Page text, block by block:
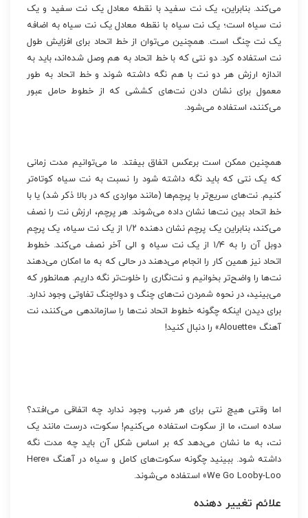
می‌کند. بنابراین، یک نت سفید با نقطه معادل یک نت سفید و یک
نت سیاه است؛ یک نت سیاه با نقطه معادل یک نت سیاه به اضافه
یک نت چنگ است. همچنین می‌توان از خط اتحاد برای افزایش طول
نت استفاده کرد. دو نتی که با خط اتحاد به هم وصل شده‌اند، باید به
اندازه ارزش هر دو نت با هم نگه داشته شوند و خط اتحاد به طور
معمول برای نشان دادن نت‌های کششی که از خطوط حامل عبور
می‌کنند، استفاده می‌شود.
همچنین ممکن است برعکس اتفاق بیفتد. ما می‌توانیم مدت زمانی
که یک نتی که باید نگه داشته شود را نسبت به نت سیاه کوتاه‌تر
کنیم. نت‌های سریع‌تر با پرچم‌ها (مانند مواردی که در بالا ذکر شد) یا با
خط اتحاد بین نت‌ها نشان داده می‌شوند. هر پرچم، ارزش نت را نصف
می‌کند، بنابراین یک پرچم نشان دهنده ۱/۲ از یک نت سیاه، یک پرچم
دوبل آن را به ۱/۴ از یک نت سیاه و الی آخر نصف می‌کند. خطوط
اتحاد نیز همین کار را انجام می‌دهند در حالی که به ما امکان می‌دهند
نت‌ها را واضح‌تر بخوانیم و نت‌نگاری را خلوت‌تر نگه داریم. همانطور که
می‌بینید، در نحوه شمردن نت‌های چنگ و دولاچنگ تفاوتی وجود ندارد.
برای دیدن اینکه چگونه خطوط اتحاد نت‌ها را سازماندهی می‌کنند، نت
آهنگ «Alouette» را دنبال کنید!
اما وقتی هیچ نتی برای هر ضرب وجود ندارد چه اتفاقی می‌افتد؟
ساده است، ما از سکوت استفاده می‌کنیم! سکوت، درست مانند یک
نت، به ما نشان می‌دهد که بر اساس شکل آن باید چه مدت نگه
داشته شود. ببینید چگونه سکوت‌های کامل و سیاه در آهنگ «Here
We Go Looby-Loo» استفاده می‌شوند.
علائم تغییر دهنده